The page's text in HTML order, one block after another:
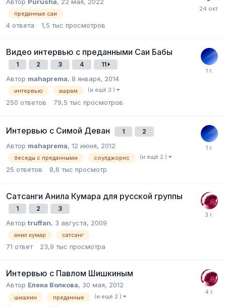
преданные саи
4 ответа 1,5 тыс просмотров
Видео интервью с преданными Саи Бабы
1 2 3 4 11
Автор mahaprema, 8 января, 2014
интервью ашрам (и ещё 3 )
250 ответов 79,5 тыс просмотров
Интервью с Симой Деван 1 2
Автор mahaprema, 12 июня, 2012
беседы с преданными соулджорнс (и ещё 2 )
25 ответов 8,6 тыс просмотр
Cатсанги Анила Кумара для русской группы
1 2 3
Автор truffan, 3 августа, 2009
анил кумар сатсанг
71 ответ 23,9 тыс просмотра
Интервью с Павлом Шишкиным
Автор Елена Волкова, 30 мая, 2012
шишкин преданные (и ещё 2 )